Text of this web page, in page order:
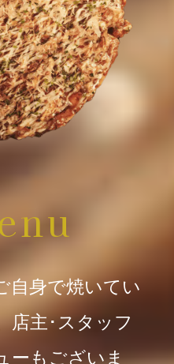
自身で焼いてい
店主･スタッフ
ーもございま